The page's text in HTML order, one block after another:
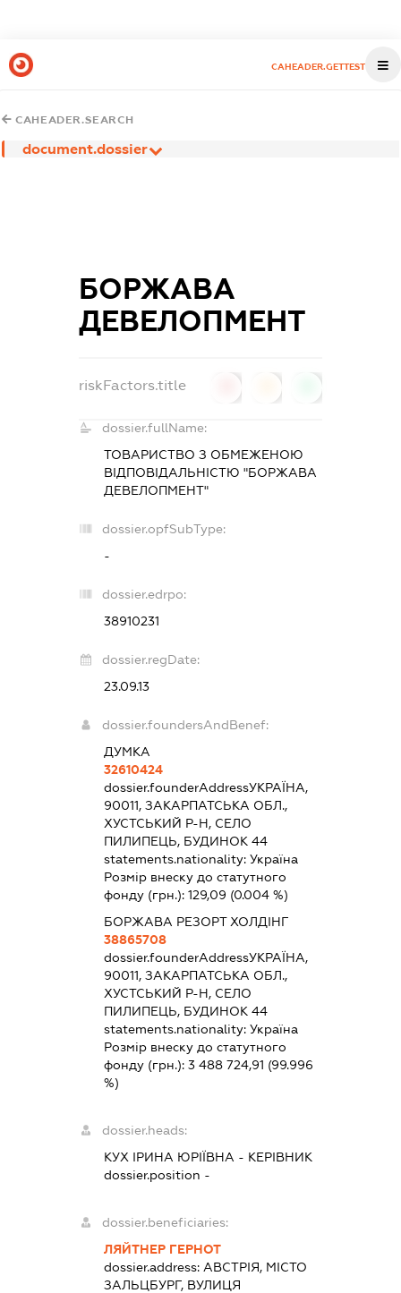
CAHEADER.GETTEST
CAHEADER.SEARCH
document.dossier
БОРЖАВА
ДЕВЕЛОПМЕНТ
riskFactors.title
dossier.fullName:
ТОВАРИСТВО З ОБМЕЖЕНОЮ
ВІДПОВІДАЛЬНІСТЮ "БОРЖАВА
ДЕВЕЛОПМЕНТ"
dossier.opfSubType:
-
dossier.edrpo:
38910231
dossier.regDate:
23.09.13
dossier.foundersAndBenef:
ДУМКА
32610424
dossier.founderAddressУКРАЇНА,
90011, ЗАКАРПАТСЬКА ОБЛ.,
ХУСТСЬКИЙ Р-Н, СЕЛО
ПИЛИПЕЦЬ, БУДИНОК 44
statements.nationality: Україна
Розмір внеску до статутного
фонду (грн.): 129,09 (0.004 %)
БОРЖАВА РЕЗОРТ ХОЛДІНГ
38865708
dossier.founderAddressУКРАЇНА,
90011, ЗАКАРПАТСЬКА ОБЛ.,
ХУСТСЬКИЙ Р-Н, СЕЛО
ПИЛИПЕЦЬ, БУДИНОК 44
statements.nationality: Україна
Розмір внеску до статутного
фонду (грн.): 3 488 724,91 (99.996
%)
dossier.heads:
КУХ ІРИНА ЮРІЇВНА - КЕРІВНИК
dossier.position -
dossier.beneficiaries:
ЛЯЙТНЕР ГЕРНОТ
dossier.address: АВСТРІЯ, МІСТО
ЗАЛЬЦБУРГ, ВУЛИЦЯ